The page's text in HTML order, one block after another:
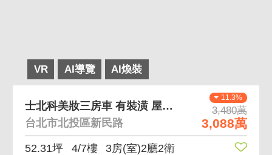
VR AI導覽 AI煥裝
11.3%
3,480萬
3,088萬
士北科美妝三房車 有裝潢 屋齡新 戶少單純
台北市北投區新民路
52.31坪 4/7樓 3房(室)2廳2衛